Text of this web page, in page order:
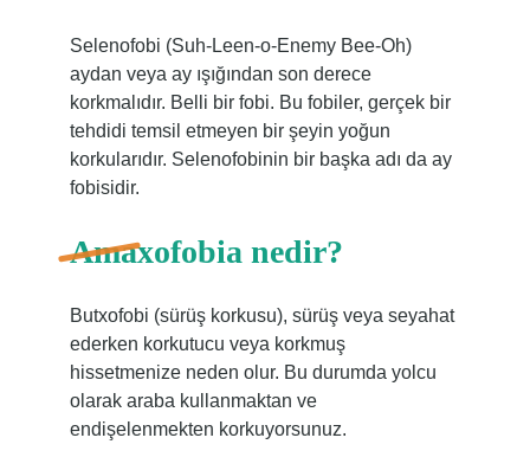
Selenofobi (Suh-Leen-o-Enemy Bee-Oh)
aydan veya ay ışığından son derece
korkmalıdır. Belli bir fobi. Bu fobiler, gerçek bir
tehdidi temsil etmeyen bir şeyin yoğun
korkularıdır. Selenofobinin bir başka adı da ay
fobisidir.
Amaxofobia nedir?
Butxofobi (sürüş korkusu), sürüş veya seyahat
ederken korkutucu veya korkmuş
hissetmenize neden olur. Bu durumda yolcu
olarak araba kullanmaktan ve
endişelenmekten korkuyorsunuz.